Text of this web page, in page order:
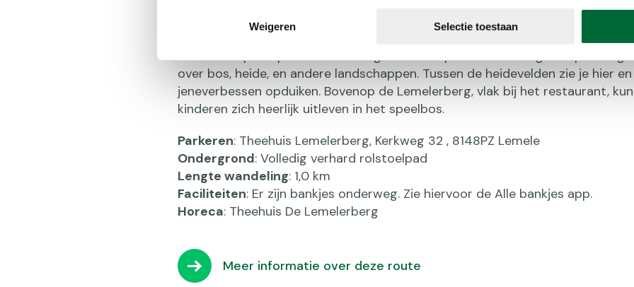
Weigeren Selectie toestaan
Route 2: Rolstoelpad Lemelerberg
Dit rolstoelpad op de Lemelerberg biedt volop natuurbeleving met
over bos, heide, en andere landschappen. Tussen de heidevelden zie je hier
jeneverbessen opduiken. Bovenop de Lemelerberg, vlak bij het restaurant,
kinderen zich heerlijk uitleven in het speelbos.
Parkeren: Theehuis Lemelerberg, Kerkweg 32 , 8148PZ Lemele
Ondergrond: Volledig verhard rolstoelpad
Lengte wandeling: 1,0 km
Faciliteiten: Er zijn bankjes onderweg. Zie hiervoor de Alle bankjes app.
Horeca: Theehuis De Lemelerberg
Meer informatie over deze route